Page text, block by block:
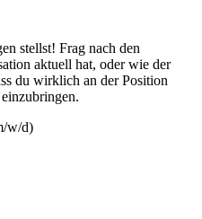
stellst! Frag nach den
aktuell hat, oder wie der
du wirklich an der Position
w/d)